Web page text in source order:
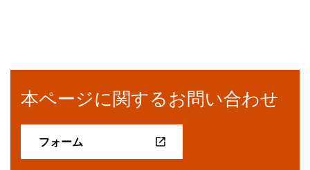
本ページに関するお問い合わせ
フォーム